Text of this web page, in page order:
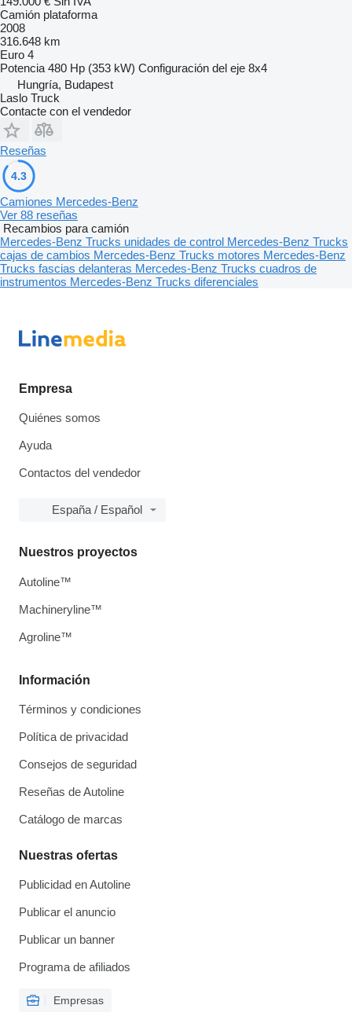
Camión plataforma
2008
316.648 km
Euro 4
Potencia 480 Hp (353 kW) Configuración del eje 8x4
Hungría, Budapest
Laslo Truck
Contacte con el vendedor
Reseñas
4.3
Camiones Mercedes-Benz
Ver 88 reseñas
Recambios para camión
Mercedes-Benz Trucks unidades de control Mercedes-Benz Trucks
cajas de cambios Mercedes-Benz Trucks motores Mercedes-Benz
Trucks fascias delanteras Mercedes-Benz Trucks cuadros de
instrumentos Mercedes-Benz Trucks diferenciales
Empresa
Quiénes somos
Ayuda
Contactos del vendedor
España / Español
Información
Términos y condiciones
Política de privacidad
Consejos de seguridad
Reseñas de Autoline
Catálogo de marcas
Nuestras ofertas
Publicidad en Autoline
Publicar el anuncio
Publicar un banner
Programa de afiliados
Empresas
Nuestros proyectos
Autoline™
Machineryline™
Agroline™